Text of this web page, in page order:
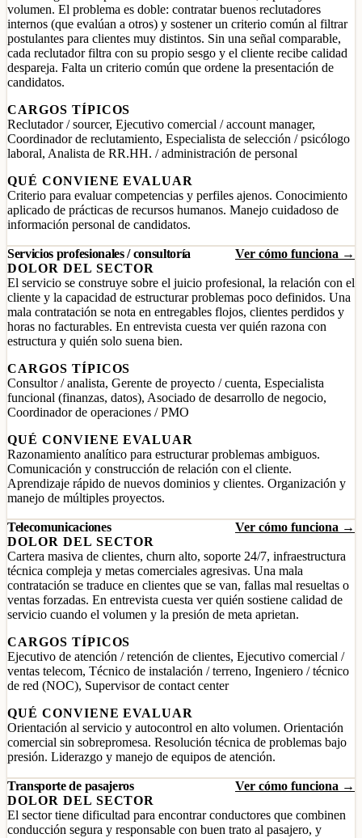
volumen. El problema es doble: contratar buenos reclutadores
internos (que evalúan a otros) y sostener un criterio común al filtrar
postulantes para clientes muy distintos. Sin una señal comparable,
cada reclutador filtra con su propio sesgo y el cliente recibe calidad
despareja. Falta un criterio común que ordene la presentación de
candidatos.
CARGOS TÍPICOS
Reclutador / sourcer, Ejecutivo comercial / account manager,
Coordinador de reclutamiento, Especialista de selección / psicólogo
laboral, Analista de RR.HH. / administración de personal
QUÉ CONVIENE EVALUAR
Criterio para evaluar competencias y perfiles ajenos. Conocimiento
aplicado de prácticas de recursos humanos. Manejo cuidadoso de
información personal de candidatos.
Servicios profesionales / consultoría
Ver cómo funciona →
DOLOR DEL SECTOR
El servicio se construye sobre el juicio profesional, la relación con el
cliente y la capacidad de estructurar problemas poco definidos. Una
mala contratación se nota en entregables flojos, clientes perdidos y
horas no facturables. En entrevista cuesta ver quién razona con
estructura y quién solo suena bien.
CARGOS TÍPICOS
Consultor / analista, Gerente de proyecto / cuenta, Especialista
funcional (finanzas, datos), Asociado de desarrollo de negocio,
Coordinador de operaciones / PMO
QUÉ CONVIENE EVALUAR
Razonamiento analítico para estructurar problemas ambiguos.
Comunicación y construcción de relación con el cliente.
Aprendizaje rápido de nuevos dominios y clientes. Organización y
manejo de múltiples proyectos.
Telecomunicaciones
Ver cómo funciona →
DOLOR DEL SECTOR
Cartera masiva de clientes, churn alto, soporte 24/7, infraestructura
técnica compleja y metas comerciales agresivas. Una mala
contratación se traduce en clientes que se van, fallas mal resueltas o
ventas forzadas. En entrevista cuesta ver quién sostiene calidad de
servicio cuando el volumen y la presión de meta aprietan.
CARGOS TÍPICOS
Ejecutivo de atención / retención de clientes, Ejecutivo comercial /
ventas telecom, Técnico de instalación / terreno, Ingeniero / técnico
de red (NOC), Supervisor de contact center
QUÉ CONVIENE EVALUAR
Orientación al servicio y autocontrol en alto volumen. Orientación
comercial sin sobrepromesa. Resolución técnica de problemas bajo
presión. Liderazgo y manejo de equipos de atención.
Transporte de pasajeros
Ver cómo funciona →
DOLOR DEL SECTOR
El sector tiene dificultad para encontrar conductores que combinen
conducción segura y responsable con buen trato al pasajero, y